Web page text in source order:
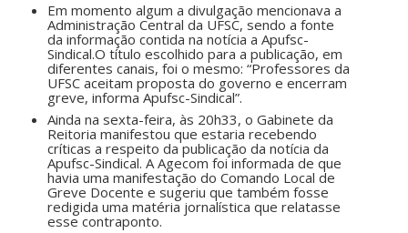
Em momento algum a divulgação mencionava a
Administração Central da UFSC, sendo a fonte
da informação contida na notícia a Apufsc-
Sindical.O título escolhido para a publicação, em
diferentes canais, foi o mesmo: “Professores da
UFSC aceitam proposta do governo e encerram
greve, informa Apufsc-Sindical”.
Ainda na sexta-feira, às 20h33, o Gabinete da
Reitoria manifestou que estaria recebendo
críticas a respeito da publicação da notícia da
Apufsc-Sindical. A Agecom foi informada de que
havia uma manifestação do Comando Local de
Greve Docente e sugeriu que também fosse
redigida uma matéria jornalística que relatasse
esse contraponto.